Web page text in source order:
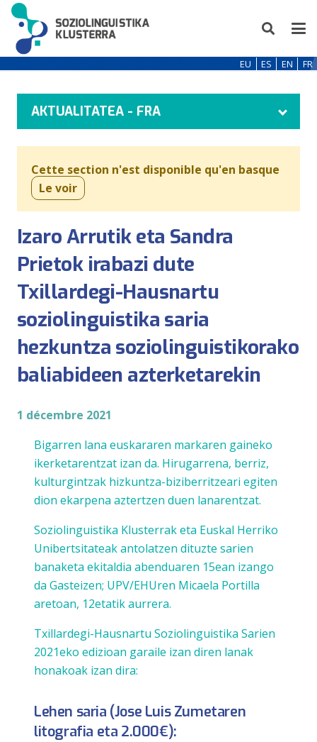
EU ES EN FR
AKTUALITATEA - FRA
Cette section n'est disponible qu'en basque
Le voir
Izaro Arrutik eta Sandra
Prietok irabazi dute
Txillardegi-Hausnartu
soziolinguistika saria
hezkuntza soziolinguistikorako
baliabideen azterketarekin
1 décembre 2021
Bigarren lana euskararen markaren gaineko
ikerketarentzat izan da. Hirugarrena, berriz,
kulturgintzak hizkuntza-biziberritzeari egiten
dion ekarpena aztertzen duen lanarentzat.
Soziolinguistika Klusterrak eta Euskal Herriko
Unibertsitateak antolatzen dituzte sarien
banaketa ekitaldia abenduaren 15ean izango
da Gasteizen; UPV/EHUren Micaela Portilla
aretoan, 12etatik aurrera.
Txillardegi-Hausnartu Soziolinguistika Sarien
2021eko edizioan garaile izan diren lanak
honakoak izan dira:
Lehen saria (Jose Luis Zumetaren
litografia eta 2.000€):